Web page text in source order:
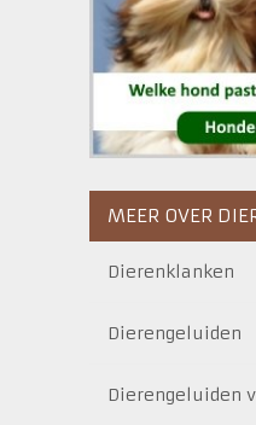
MEER OVER
Dierenklanken
Dierengeluiden
Dierengeluiden